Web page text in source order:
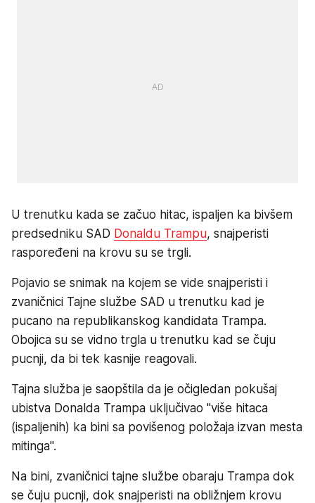
U trenutku kada se začuo hitac, ispaljen ka bivšem
predsedniku SAD Donaldu Trampu, snajperisti
raspoređeni na krovu su se trgli.
Pojavio se snimak na kojem se vide snajperisti i
zvaničnici Tajne službe SAD u trenutku kad je
pucano na republikanskog kandidata Trampa.
Obojica su se vidno trgla u trenutku kad se čuju
pucnji, da bi tek kasnije reagovali.
Tajna služba je saopštila da je očigledan pokušaj
ubistva Donalda Trampa uključivao "više hitaca
(ispaljenih) ka bini sa povišenog položaja izvan mesta
mitinga".
Na bini, zvaničnici tajne službe obaraju Trampa dok
se čuju pucnji, dok snajperisti na obližnjem krovu